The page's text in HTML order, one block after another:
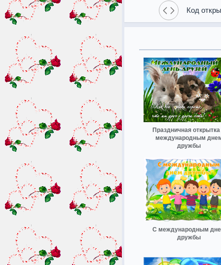
Код
Праздничная открытка
международным
дружбы
С международным
дружбы